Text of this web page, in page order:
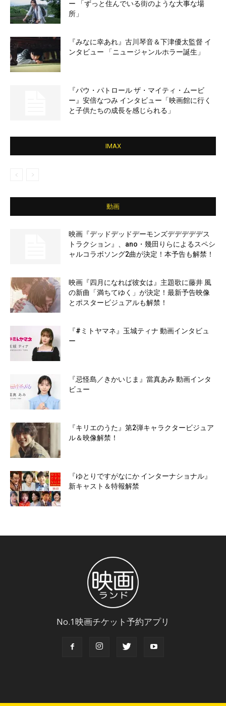
ー 「ずっと住んでいる街のような大事な場
所」
『みなに幸あれ』古川琴音＆下津優太監督 イ
ンタビュー 「ニュージャンルホラー誕生」
『パウ・パトロール ザ・マイティ・ムービ
ー』安倍なつみ インタビュー「映画館に行く
と子供たちの成長を感じられる」
IMAX
動画
映画『デッドデッドデーモンズデデデデデス
トラクション』、ano・幾田りらによるスペシ
ャルコラボソング2曲が決定！本予告も解禁！
映画『四月になれば彼女は』主題歌に藤井 風
の新曲「満ちてゆく」が決定！最新予告映像
とポスタービジュアルも解禁！
『#ミトヤマネ』玉城ティナ 動画インタビュ
ー
『忌怪島／きかいじま』當真あみ 動画インタ
ビュー
『キリエのうた』第2弾キャラクタービジュア
ル＆映像解禁！
『ゆとりですがなにか インターナショナル』
新キャスト＆特報解禁
No.1映画チケット予約アプリ